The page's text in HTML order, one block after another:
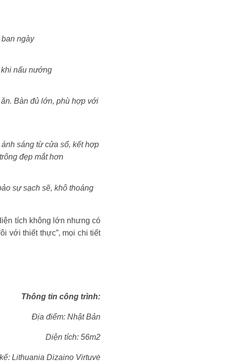
ngày
nấu nướng
Bàn đủ lớn, phù hợp với
sáng từ cửa sổ, kết hợp
đẹp mắt hơn
sự sạch sẽ, khô thoáng
tích không lớn nhưng có
với thiết thực”, mọi chi tiết
Thông tin công trình:
Địa điểm: Nhật Bản
Diện tích: 56m2
Lithuania Dizaino Virtuvė